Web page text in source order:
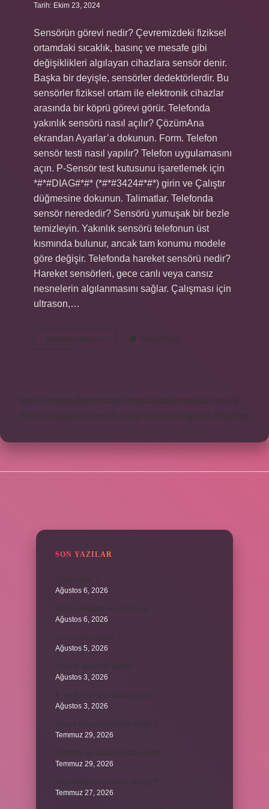
Tarih: Ekim 23, 2024
Sensörün görevi nedir? Çevremizdeki fiziksel
ortamdaki sıcaklık, basınç ve mesafe gibi
değişiklikleri algılayan cihazlara sensör denir.
Başka bir deyişle, sensörler dedektörlerdir. Bu
sensörler fiziksel ortam ile elektronik cihazlar
arasında bir köprü görevi görür. Telefonda
yakınlık sensörü nasıl açılır? ÇözümAna
ekrandan Ayarlar’a dokunun. Form. Telefon
sensör testi nasıl yapılır? Telefon uygulamasını
açın. P-Sensör test kutusunu işaretlemek için
*#*#DIAG#*#* (*#*#3424#*#*) girin ve Çalıştır
düğmesine dokunun. Talimatlar. Telefonda
sensör nerededir? Sensörü yumuşak bir bezle
temizleyin. Yakınlık sensörü telefonun üst
kısmında bulunur, ancak tam konumu modele
göre değişir. Telefonda hareket sensörü nedir?
Hareket sensörleri, gece canlı veya cansız
nesnelerin algılanmasını sağlar. Çalışması için
ultrason,…
Devamını okuyun
Sensörü
Yorum Bırak
https://rosmedforum.com
https://btibbimedikal.com.tr
https://megaplan.com.tr
knight online nttgame Sitemap
SON YAZILAR
Ağustos 6, 2026
Ağustos 6, 2026
Ağustos 5, 2026
Ağustos 3, 2026
Ağustos 3, 2026
Temmuz 29, 2026
Temmuz 29, 2026
Temmuz 27, 2026